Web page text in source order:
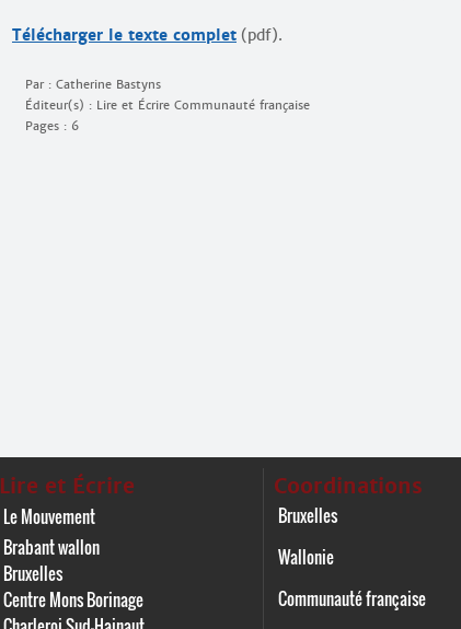
Télécharger le texte complet (pdf).
Par : Catherine Bastyns
Éditeur(s) : Lire et Écrire Communauté française
Pages : 6
Lire et Écrire
Le Mouvement
Brabant wallon
Bruxelles
Centre Mons Borinage
Coordinations
Bruxelles
Wallonie
Communauté française